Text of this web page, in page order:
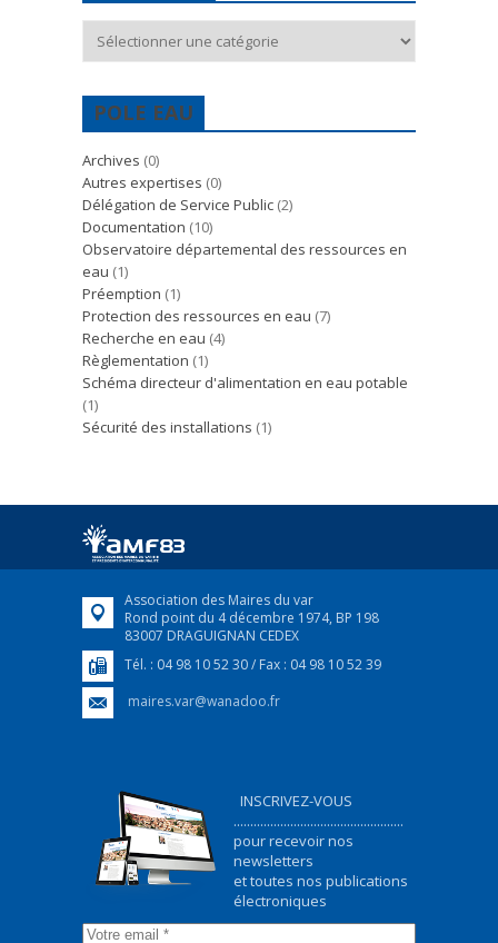
POLE EAU
Archives (0)
Autres expertises (0)
Délégation de Service Public (2)
Documentation (10)
Observatoire départemental des ressources en
eau (1)
Préemption (1)
Protection des ressources en eau (7)
Recherche en eau (4)
Règlementation (1)
Schéma directeur d'alimentation en eau potable
(1)
Sécurité des installations (1)
Association des Maires du var
Rond point du 4 décembre 1974, BP 198
83007 DRAGUIGNAN CEDEX
Tél. : 04 98 10 52 30 / Fax : 04 98 10 52 39
maires.var@wanadoo.fr
INSCRIVEZ-VOUS
...................................................
pour recevoir nos
newsletters
et toutes nos publications
électroniques